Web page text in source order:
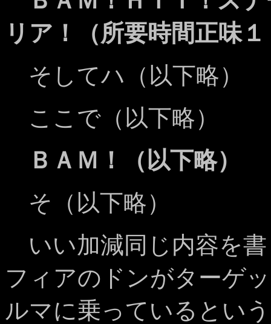
リア！（所要時間正味
そしてハ（以下略）
ここで（以下略）
ＢＡＭ！（以下略）
そ（以下略）
いい加減同じ内容を
フィアのドンがターゲ
ルマに乗っているとい